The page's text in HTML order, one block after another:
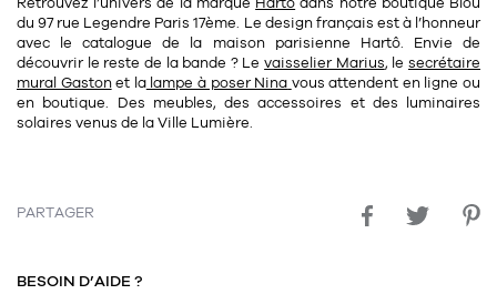
du97 rue Legendre Paris 17ème. Le design français est à l’honneur
avec le catalogue de la maison parisienne Hartô. Envie de
découvrir le reste de la bande ? Levaisselier Marius, lesecrétaire
mural Gastonet lalampe à poser Nina vous attendent en ligne ou
en boutique. Des meubles, des accessoires et des luminaires
solaires venus de la Ville Lumière.
PARTAGER
BESOIN D’AIDE ?